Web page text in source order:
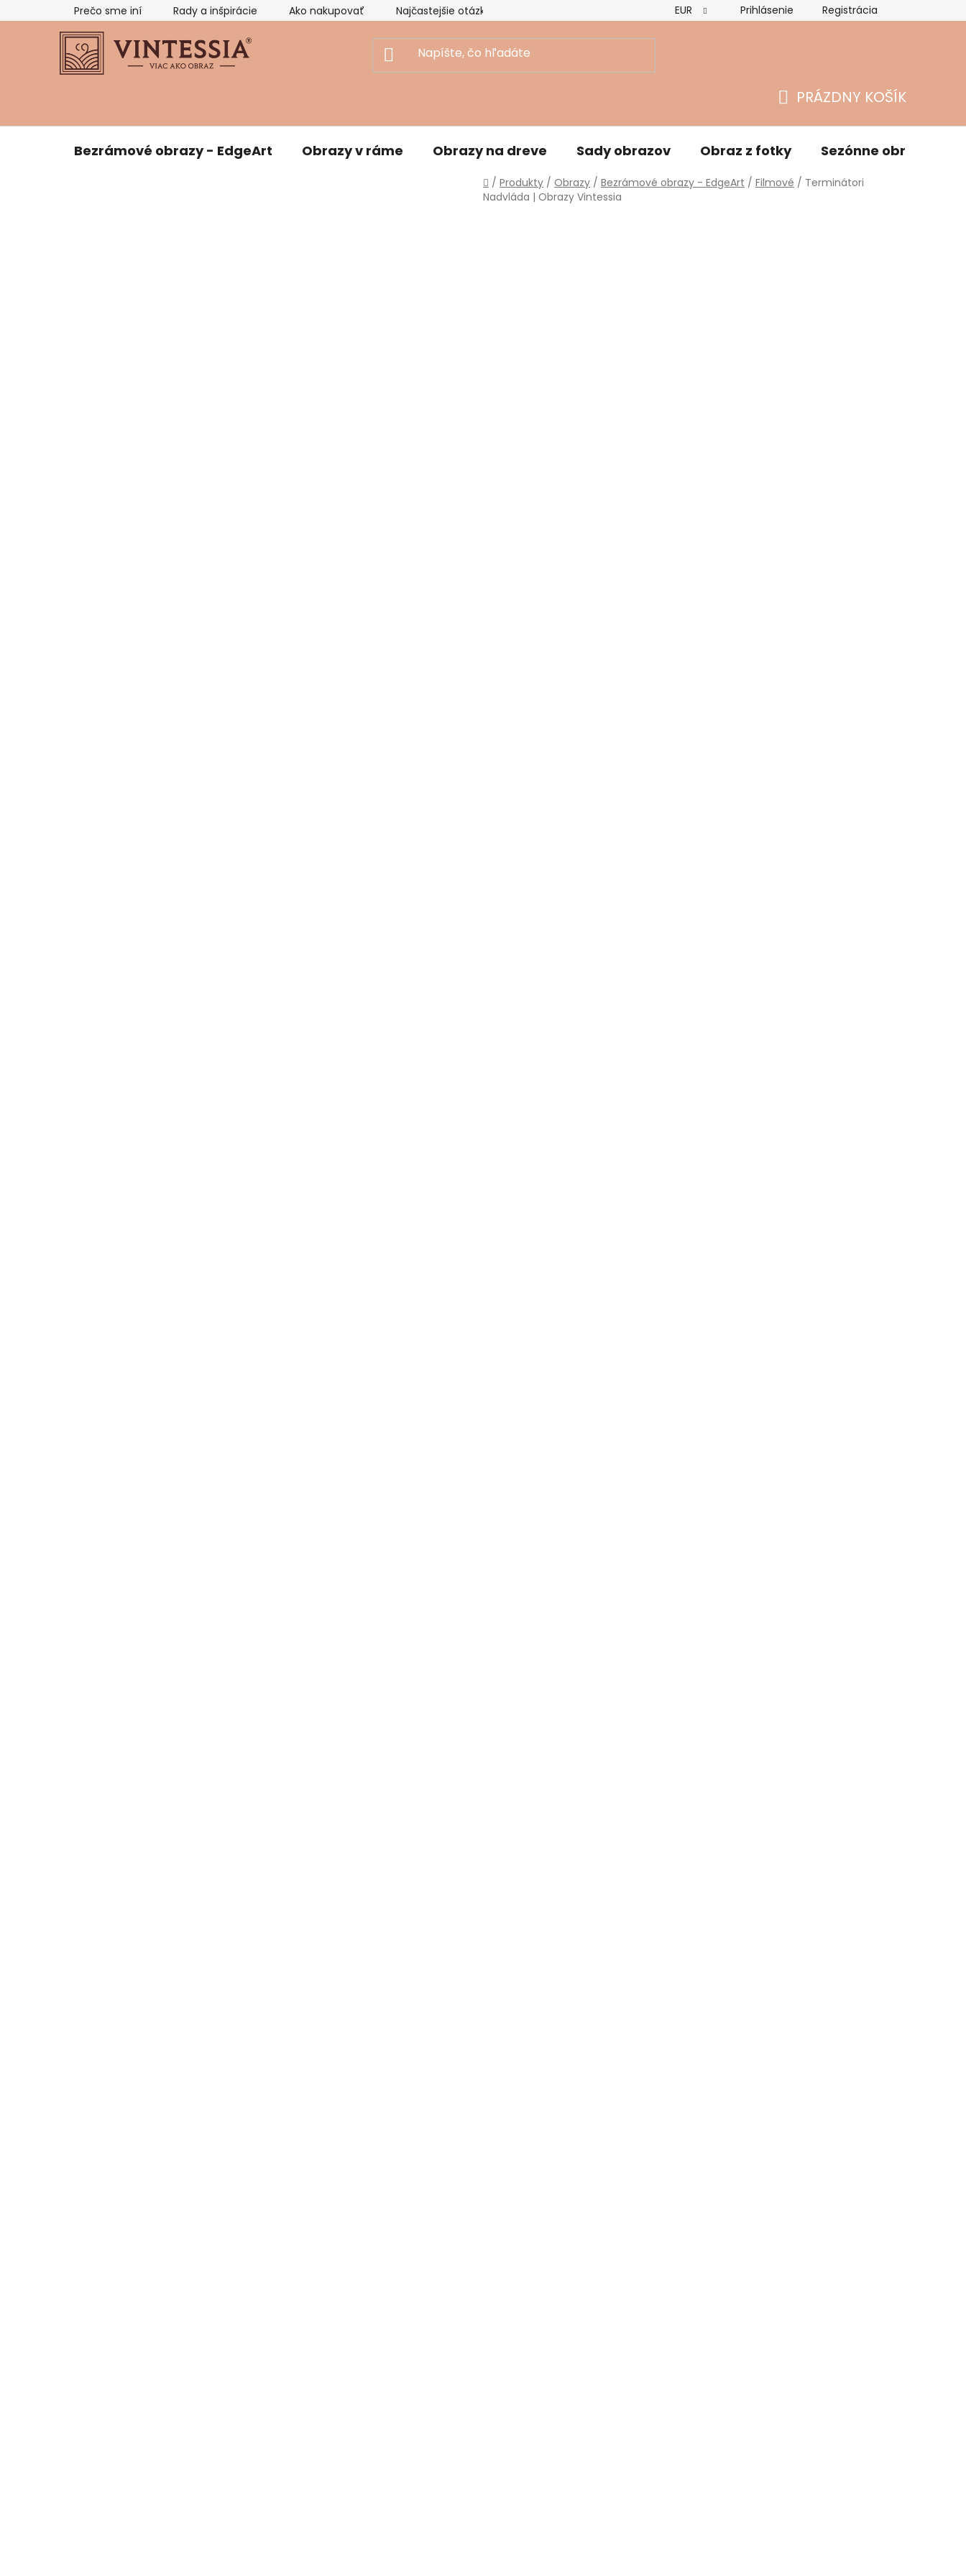
na
Prečo sme iní Rady a inšpirácie Ako nakupovať Najčastejšie otázky Hodnotenie obchodu Vrátenie tovaru a reklamácie
EUR Prihlásenie Registrácia
KOŠÍK
PRÁZDNY KOŠÍK
Bezrámové obrazy - EdgeArt Obrazy v ráme Obrazy na dreve Sady obrazov Obraz z fotky Sezónne obrazy
Domov
/ Produkty / Obrazy / Bezrámové obrazy - EdgeArt / Filmové / Terminátori
Nadvláda | Obrazy Vintessia